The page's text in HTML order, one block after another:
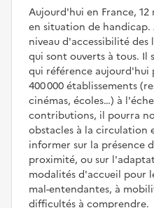
Aujourd'hui en France,
en situation de handicap.
niveau d'accessibilité
qui sont ouverts à tous.
qui référence aujourd'hui
400 000 établissements
cinémas, écoles…) à
contributions, il pourra
obstacles à la circulation
informer sur la présence
proximité, ou sur
modalités d'accueil pour
mal-entendantes, à
difficultés à comprendre.